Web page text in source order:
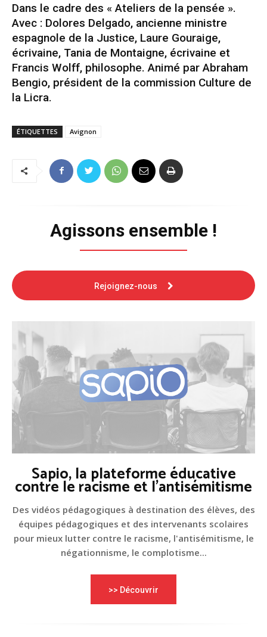
Dans le cadre des « Ateliers de la pensée ».
Avec : Dolores Delgado, ancienne ministre
espagnole de la Justice, Laure Gouraige,
écrivaine, Tania de Montaigne, écrivaine et
Francis Wolff, philosophe. Animé par Abraham
Bengio, président de la commission Culture de
la Licra.
ÉTIQUETTES Avignon
Agissons ensemble !
Rejoignez-nous
Sapio, la plateforme éducative
contre le racisme et l'antisémitisme
Des vidéos pédagogiques à destination des élèves, des
équipes pédagogiques et des intervenants scolaires
pour mieux lutter contre le racisme, l'antisémitisme, le
négationnisme, le complotisme...
>> Découvrir